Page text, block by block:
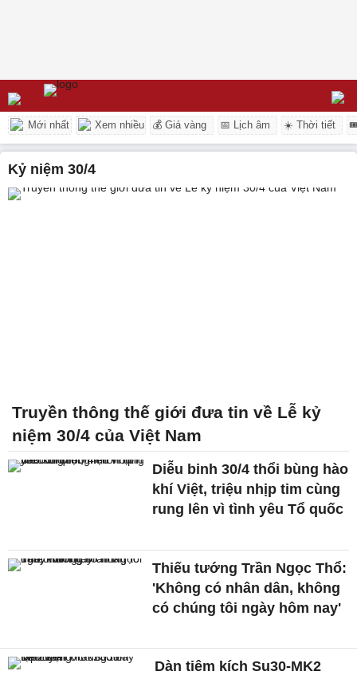
Mới nhất Xem nhiều 💰 Giá vàng 📅 Lịch âm ☀️ Thời tiết
kỷ niệm 30/4
Truyền thông thế giới đưa tin về Lễ kỷ
niệm 30/4 của Việt Nam
Diễu binh 30/4 thổi bùng hào
khí Việt, triệu nhịp tim cùng
rung lên vì tình yêu Tổ quốc
Thiếu tướng Trần Ngọc Thổ:
'Không có nhân dân, không
có chúng tôi ngày hôm nay'
Dàn tiêm kích Su30-MK2